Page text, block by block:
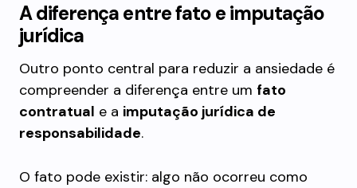
A diferença entre fato e imputação
jurídica
Outro ponto central para reduzir a ansiedade é
compreender a diferença entre um fato
contratual e a imputação jurídica de
responsabilidade.
O fato pode existir: algo não ocorreu como